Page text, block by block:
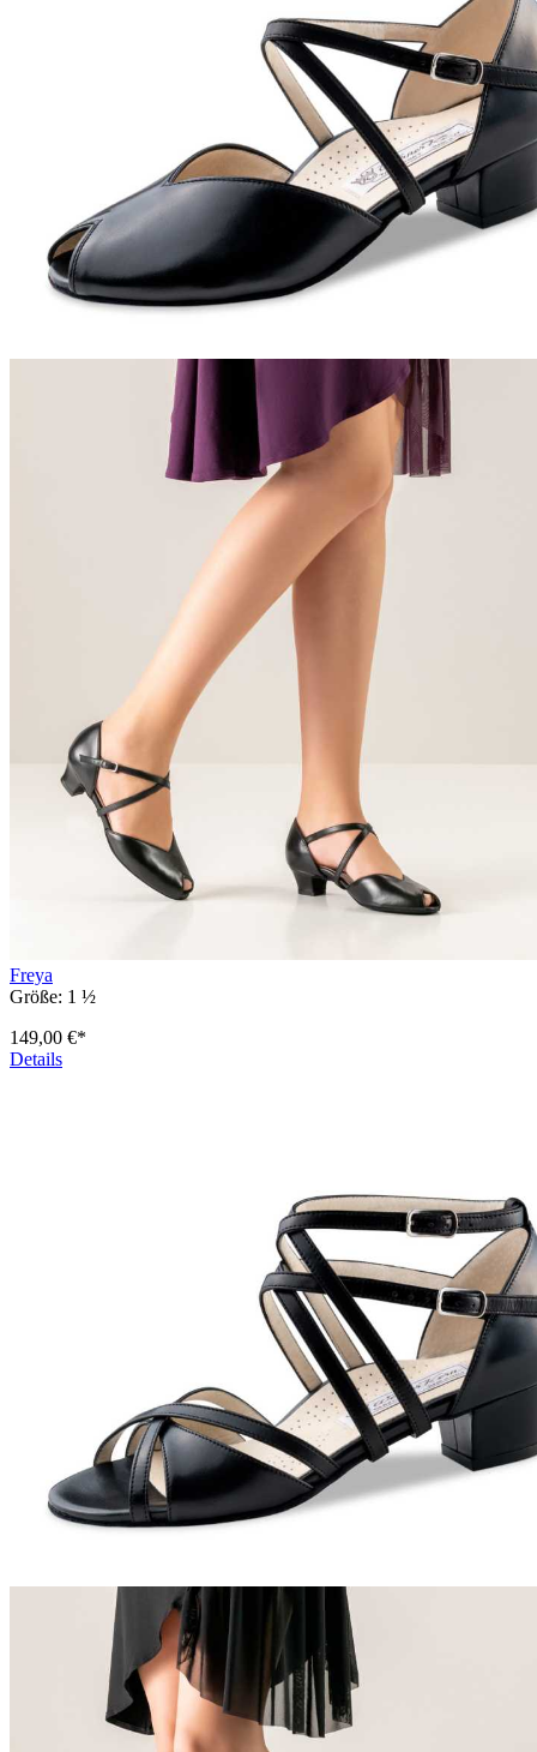
Freya
Größe: 1 ½
149,00 €*
Details